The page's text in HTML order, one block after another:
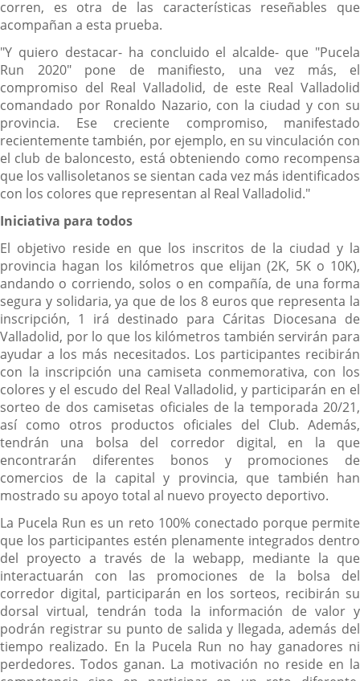
corren, es otra de las características reseñables que
acompañan a esta prueba.
"Y quiero destacar- ha concluido el alcalde- que "Pucela
Run 2020" pone de manifiesto, una vez más, el
compromiso del Real Valladolid, de este Real Valladolid
comandado por Ronaldo Nazario, con la ciudad y con su
provincia. Ese creciente compromiso, manifestado
recientemente también, por ejemplo, en su vinculación con
el club de baloncesto, está obteniendo como recompensa
que los vallisoletanos se sientan cada vez más identificados
con los colores que representan al Real Valladolid."
Iniciativa para todos
El objetivo reside en que los inscritos de la ciudad y la
provincia hagan los kilómetros que elijan (2K, 5K o 10K),
andando o corriendo, solos o en compañía, de una forma
segura y solidaria, ya que de los 8 euros que representa la
inscripción, 1 irá destinado para Cáritas Diocesana de
Valladolid, por lo que los kilómetros también servirán para
ayudar a los más necesitados. Los participantes recibirán
con la inscripción una camiseta conmemorativa, con los
colores y el escudo del Real Valladolid, y participarán en el
sorteo de dos camisetas oficiales de la temporada 20/21,
así como otros productos oficiales del Club. Además,
tendrán una bolsa del corredor digital, en la que
encontrarán diferentes bonos y promociones de
comercios de la capital y provincia, que también han
mostrado su apoyo total al nuevo proyecto deportivo.
La Pucela Run es un reto 100% conectado porque permite
que los participantes estén plenamente integrados dentro
del proyecto a través de la webapp, mediante la que
interactuarán con las promociones de la bolsa del
corredor digital, participarán en los sorteos, recibirán su
dorsal virtual, tendrán toda la información de valor y
podrán registrar su punto de salida y llegada, además del
tiempo realizado. En la Pucela Run no hay ganadores ni
perdedores. Todos ganan. La motivación no reside en la